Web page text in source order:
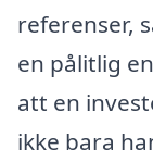
referenser,
en pålitlig
att en
ikke bara